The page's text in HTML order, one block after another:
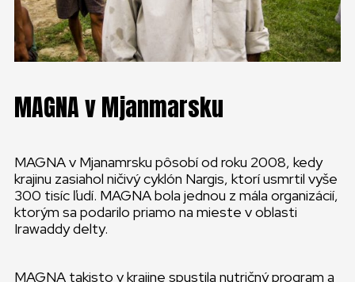
MAGNA v Mjanmarsku
MAGNA v Mjanamrsku pôsobí od roku 2008, kedy
krajinu zasiahol ničivý cyklón Nargis, ktorí usmrtil vyše
300 tisíc ľudí. MAGNA bola jednou z mála organizácií,
ktorým sa podarilo priamo na mieste v oblasti
Irawaddy delty.
MAGNA takisto v krajine spustila nutričný program a